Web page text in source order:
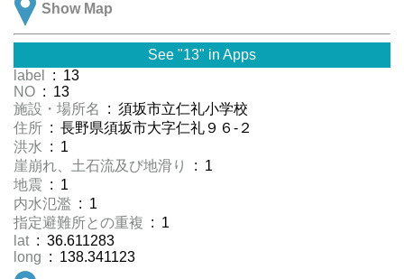
Show Map
See "13" in Apps
label
: 13
NO : 13
施設・場所名
: 須坂市立仁礼小学校
住所 : 長野県須坂市大字仁礼９６-２
洪水
: 1
崖崩れ、土石流及び地滑り
: 1
地震 : 1
内水氾濫 : 1
指定避難所との重複 : 1
lat : 36.611283
long : 138.341123